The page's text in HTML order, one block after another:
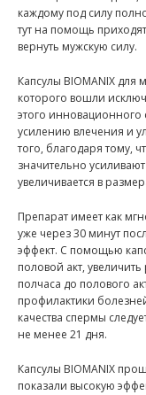
каждому под силу
тут на помощь
вернуть мужскую силу.
Капсулы BIOMANIX для
которого вошли
этого инновационного
усилению влечения и
того, благодаря тому,
значительно
увеличивается в
Препарат имеет как
уже через 30 минут
эффект. С помощью
половой акт,
полчаса до полового
профилактики
качества спермы
не менее 21 дня.
Капсулы BIOMANIX
показали высокую